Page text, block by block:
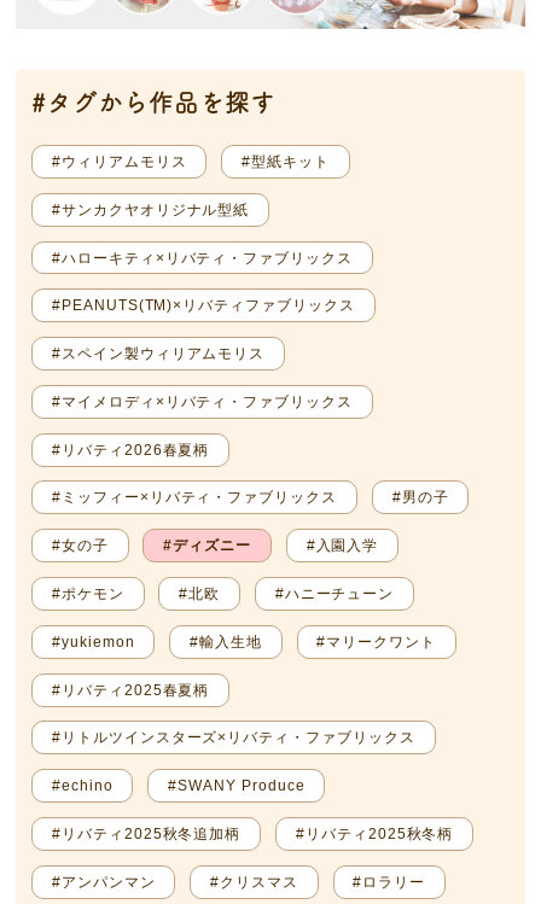
#タグから作品を探す
#ウィリアムモリス #型紙キット
#サンカクヤオリジナル型紙
#ハローキティ×リバティ・ファブリックス
#PEANUTS(TM)×リバティファブリックス
#スペイン製ウィリアムモリス
#マイメロディ×リバティ・ファブリックス
#リバティ2026春夏柄
#ミッフィー×リバティ・ファブリックス #男の子
#女の子 #ディズニー #入園入学
#ポケモン #北欧 #ハニーチューン
#yukiemon #輸入生地 #マリークワント
#リバティ2025春夏柄
#リトルツインスターズ×リバティ・ファブリックス
#echino #SWANY Produce
#リバティ2025秋冬追加柄 #リバティ2025秋冬柄
#アンパンマン #クリスマス #ロラリー